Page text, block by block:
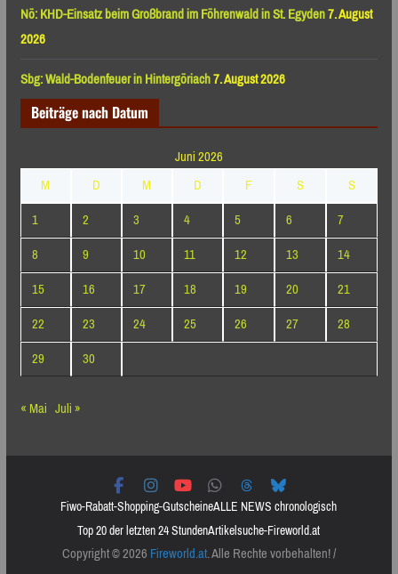
Nö: KHD-Einsatz beim Großbrand im Föhrenwald in St. Egyden7. August
2026
Sbg: Wald-Bodenfeuer in Hintergöriach7. August 2026
Beiträge nach Datum
Juni 2026
M
D M D F S
S
1
2 3 4 5 6
7
8
9 10 11 12 13
14
15
16 17 18 19 20
21
22
23 24 25 26 27
28
29
30
« Mai Juli »
Fiwo-Rabatt-Shopping-GutscheineALLE NEWS chronologisch
Top 20 der letzten 24 StundenArtikelsuche-Fireworld.at
Copyright © 2026Fireworld.at. Alle Rechte vorbehalten! /